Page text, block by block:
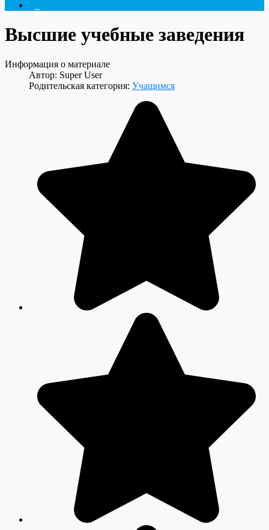
Высшие учебные заведения
Информация о материале
Автор: Super User
Родительская категория: Учащимся